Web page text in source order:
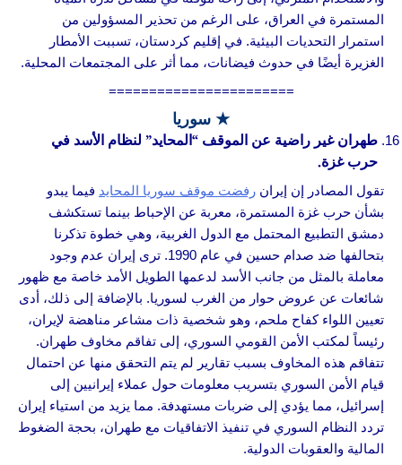
المستمرة في العراق، على الرغم من تحذير المسؤولين من
استمرار التحديات البيئية. في إقليم كردستان، تسببت الأمطار
الغزيرة أيضًا في حدوث فيضانات، مما أثر على المجتمعات المحلية.
=======================
★ سوريا
طهران غير راضية عن الموقف “المحايد” لنظام الأسد في
حرب غزة.
تقول المصادر إن إيران رفضت موقف سوريا المحايد فيما يبدو
بشأن حرب غزة المستمرة، معربة عن الإحباط بينما تستكشف
دمشق التطبيع المحتمل مع الدول الغربية، وهي خطوة تذكرنا
بتحالفها ضد صدام حسين في عام 1990. ترى إيران عدم وجود
معاملة بالمثل من جانب الأسد لدعمها الطويل الأمد خاصة مع ظهور
شائعات عن عروض حوار من الغرب لسوريا. بالإضافة إلى ذلك، أدى
تعيين اللواء كفاح ملحم، وهو شخصية ذات مشاعر مناهضة لإيران،
رئيساً لمكتب الأمن القومي السوري، إلى تفاقم مخاوف طهران.
تتفاقم هذه المخاوف بسبب تقارير لم يتم التحقق منها عن احتمال
قيام الأمن السوري بتسريب معلومات حول عملاء إيرانيين إلى
إسرائيل، مما يؤدي إلى ضربات مستهدفة. مما يزيد من استياء إيران
تردد النظام السوري في تنفيذ الاتفاقيات مع طهران، بحجة الضغوط
المالية والعقوبات الدولية.